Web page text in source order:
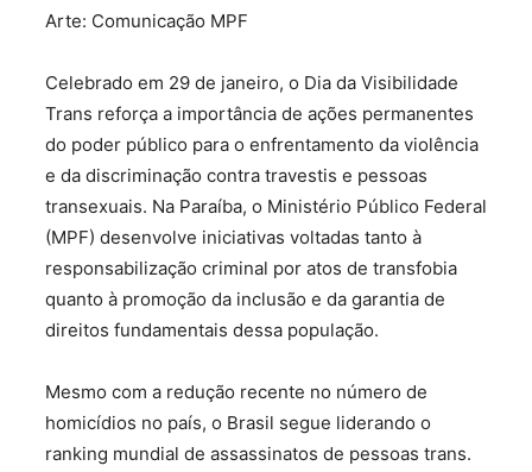
Arte: Comunicação MPF
Celebrado em 29 de janeiro, o Dia da Visibilidade
Trans reforça a importância de ações permanentes
do poder público para o enfrentamento da violência
e da discriminação contra travestis e pessoas
transexuais. Na Paraíba, o Ministério Público Federal
(MPF) desenvolve iniciativas voltadas tanto à
responsabilização criminal por atos de transfobia
quanto à promoção da inclusão e da garantia de
direitos fundamentais dessa população.
Mesmo com a redução recente no número de
homicídios no país, o Brasil segue liderando o
ranking mundial de assassinatos de pessoas trans.